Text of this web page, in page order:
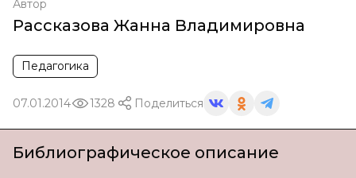
Автор
Рассказова Жанна Владимировна
Педагогика
07.01.2014 1328 Поделиться
Библиографическое описание